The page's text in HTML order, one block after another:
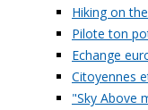
Hiking on
Pilote ton
Echange
Citoyennes
"Sky Above